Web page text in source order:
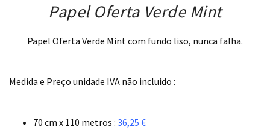
Papel Oferta Verde Mint
Papel Oferta Verde Mint com fundo liso, nunca falha.
Medida e Preço unidade IVA não incluido :
70 cm x 110 metros : 36,25 €